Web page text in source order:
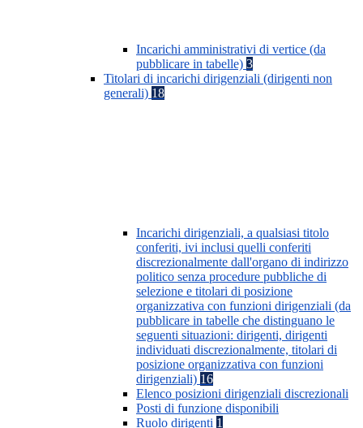
Incarichi amministrativi di vertice (da
pubblicare in tabelle) 3
Titolari di incarichi dirigenziali (dirigenti non
generali) 18
Incarichi dirigenziali, a qualsiasi titolo
conferiti, ivi inclusi quelli conferiti
discrezionalmente dall'organo di indirizzo
politico senza procedure pubbliche di
selezione e titolari di posizione
organizzativa con funzioni dirigenziali (da
pubblicare in tabelle che distinguano le
seguenti situazioni: dirigenti, dirigenti
individuati discrezionalmente, titolari di
posizione organizzativa con funzioni
dirigenziali) 16
Elenco posizioni dirigenziali discrezionali
Posti di funzione disponibili
Ruolo dirigenti 1